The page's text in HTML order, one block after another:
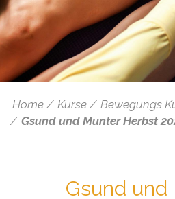
Home Kurse
Bewegungs
Gsund und Munter Herbst
Gsund